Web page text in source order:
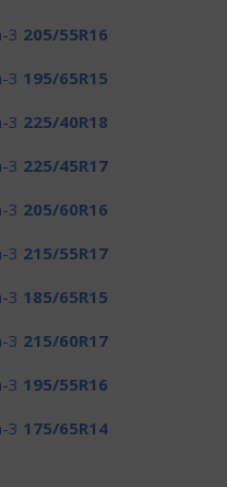
3 205/55R16
3 195/65R15
3 225/40R18
3 225/45R17
3 205/60R16
3 215/55R17
3 185/65R15
3 215/60R17
3 195/55R16
3 175/65R14